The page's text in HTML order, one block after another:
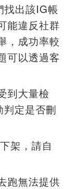
找出該IG帳
能違反社群
，成功率較
可以透過客
到大量檢
定是否刪
架，請自
跑無法提供